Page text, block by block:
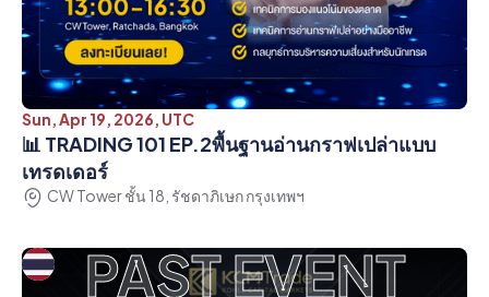
Sun, Apr 19, 2026, UTC
📊 TRADING 101 EP.2พื้นฐานอ่านกราฟเปล่าแบบ
เทรดเดอร์
CW Tower ชั้น 18, รัชดาภิเษก กรุงเทพฯ
PAST EVENT